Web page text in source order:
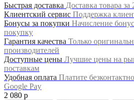
Быстрая доставка Доставка товара за
Клиентский сервис Поддержка
Бонусы за покупки Начисление
покупку
Гарантия качества Только
производителей
Доступные цены Лучшие цены на
поставкам
Удобная оплата Платите
Google Pay
2 080 р